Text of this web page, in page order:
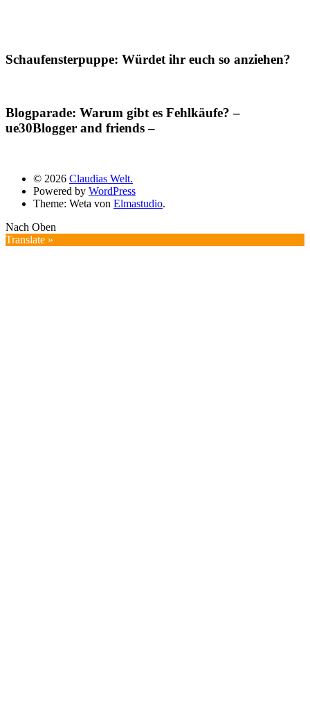
Schaufensterpuppe: Würdet ihr euch so anziehen?
Blogparade: Warum gibt es Fehlkäufe? –
ue30Blogger and friends –
© 2026 Claudias Welt.
Powered by WordPress
Theme: Weta von Elmastudio.
Nach Oben
Translate »